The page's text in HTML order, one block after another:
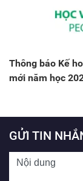
Thông báo Kế
mới năm học
GỬI TIN